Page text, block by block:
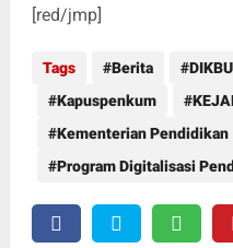
[red/jmp]
Tags Berita
Kapuspenkum
Kementerian Pendidikan
Program Digitalisasi